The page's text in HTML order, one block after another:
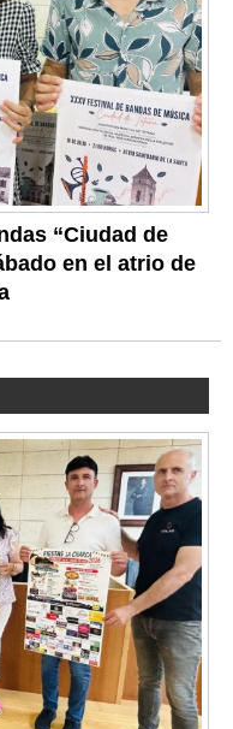
“Ciudad de
en el atrio de